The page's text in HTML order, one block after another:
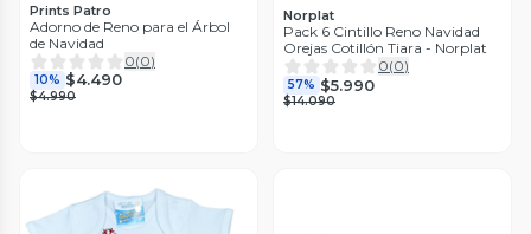
Prints Patro
Adorno de Reno para el Árbol
de Navidad
0(0)
10% $4.490
$4.990
Norplat
Pack 6 Cintillo Reno Navidad
Orejas Cotillón Tiara - Norplat
0(0)
57% $5.990
$14.090